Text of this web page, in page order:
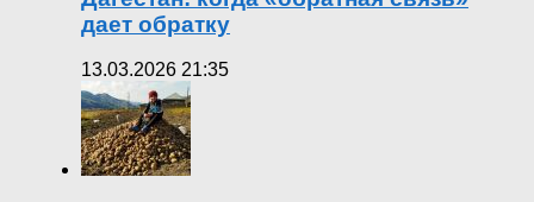
дает обратку
13.03.2026 21:35